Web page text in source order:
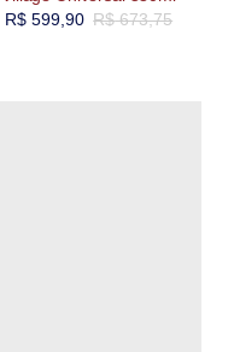
R$673,75
R$599,90